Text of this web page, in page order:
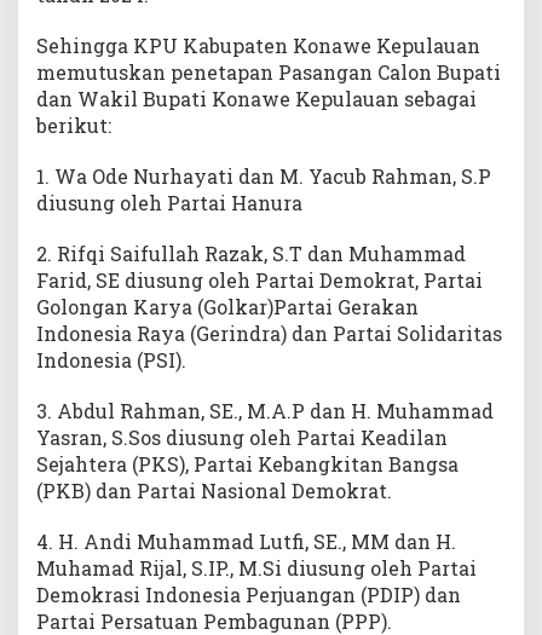
Sehingga KPU Kabupaten Konawe Kepulauan
memutuskan penetapan Pasangan Calon Bupati
dan Wakil Bupati Konawe Kepulauan sebagai
berikut:
1. Wa Ode Nurhayati dan M. Yacub Rahman, S.P
diusung oleh Partai Hanura
2. Rifqi Saifullah Razak, S.T dan Muhammad
Farid, SE diusung oleh Partai Demokrat, Partai
Golongan Karya (Golkar)Partai Gerakan
Indonesia Raya (Gerindra) dan Partai Solidaritas
Indonesia (PSI).
3. Abdul Rahman, SE., M.A.P dan H. Muhammad
Yasran, S.Sos diusung oleh Partai Keadilan
Sejahtera (PKS), Partai Kebangkitan Bangsa
(PKB) dan Partai Nasional Demokrat.
4. H. Andi Muhammad Lutfi, SE., MM dan H.
Muhamad Rijal, S.IP., M.Si diusung oleh Partai
Demokrasi Indonesia Perjuangan (PDIP) dan
Partai Persatuan Pembagunan (PPP).